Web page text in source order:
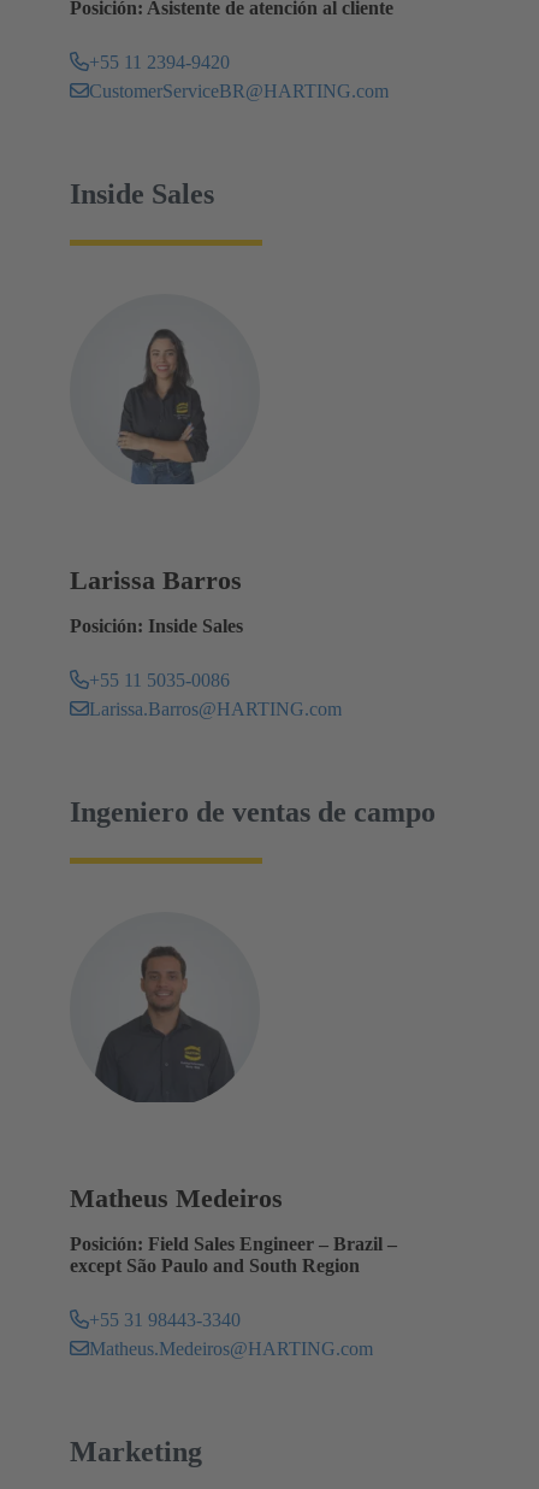
Posición: Asistente de atención al cliente
+55 11 2394-9420
CustomerServiceBR@HARTING.com
Inside Sales
Larissa Barros
Posición: Inside Sales
+55 11 5035-0086
Larissa.Barros@HARTING.com
Ingeniero de ventas de campo
Matheus Medeiros
Posición: Field Sales Engineer – Brazil –
except São Paulo and South Region
+55 31 98443-3340
Matheus.Medeiros@HARTING.com
Marketing